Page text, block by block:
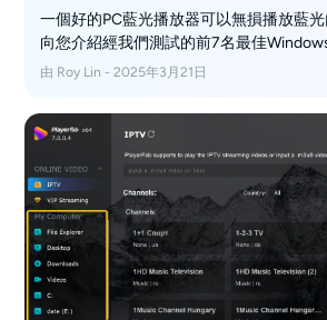
一個好的PC藍光播放器可以無損播放藍
向您介紹經我們測試的前7名最佳
由 Roy Lin - 2025年3月21日